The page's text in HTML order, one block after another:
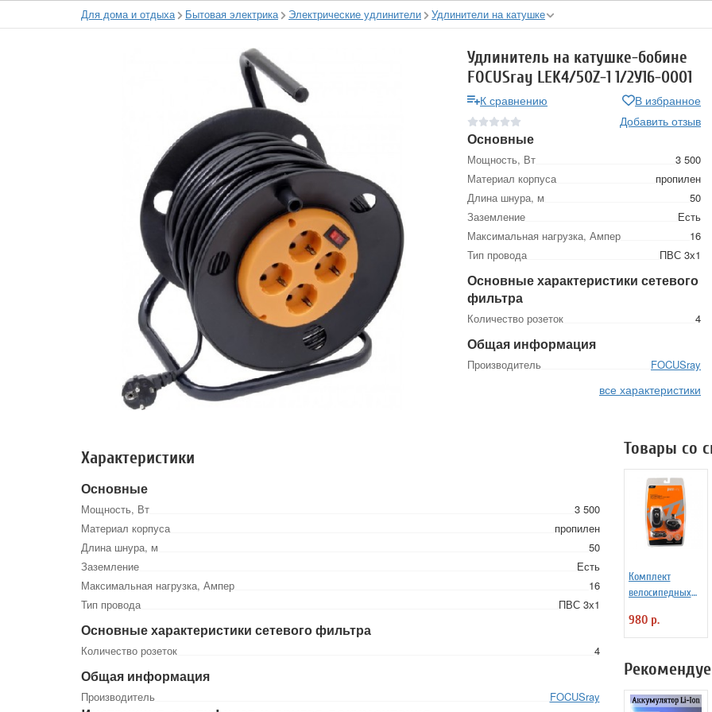
Для дома и отдыха Бытовая электрика Электрические удлинители Удлинители на катушке
Удлинитель на катушке-бобине
FOCUSray LEK4/50Z-1 1/2У16-0001
К сравнению
В избранное
Добавить отзыв
Основные
Мощность, Вт
3 500
Материал корпуса
пропилен
Длина шнура, м
50
Заземление
Есть
Максимальная нагрузка, Ампер
16
Тип провода
ПВС 3х1
Основные характеристики сетевого
фильтра
Количество розеток 4
Общая информация
Производитель FOCUSray
все характеристики
Характеристики
Основные
Мощность, Вт
3 500
Материал корпуса
пропилен
Длина шнура, м
50
Заземление
Есть
Максимальная нагрузка, Ампер
16
Тип провода
ПВС 3х1
Основные характеристики сетевого фильтра
Количество розеток 4
Общая информация
Производитель FOCUSray
Товары со
Комплект
велосипедных
F/R-L07
980 р.